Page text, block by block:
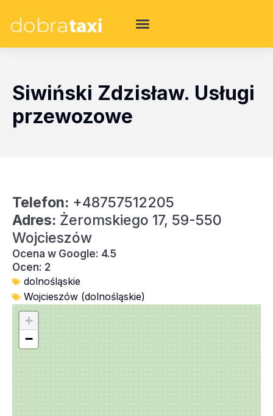
Siwiński Zdzisław. Usługi
przewozowe
Telefon: +48757512205
Adres: Żeromskiego 17, 59-550
Wojcieszów
Ocena w Google: 4.5
Ocen: 2
dolnośląskie
Wojcieszów (dolnośląskie)
+
−